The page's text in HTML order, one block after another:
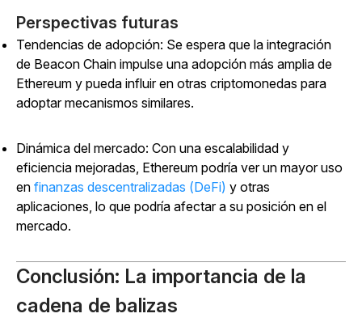
Perspectivas futuras
Tendencias de adopción: Se espera que la integración
de Beacon Chain impulse una adopción más amplia de
Ethereum y pueda influir en otras criptomonedas para
adoptar mecanismos similares.
Dinámica del mercado: Con una escalabilidad y
eficiencia mejoradas, Ethereum podría ver un mayor uso
en finanzas descentralizadas (DeFi) y otras
aplicaciones, lo que podría afectar a su posición en el
mercado.
Conclusión: La importancia de la
cadena de balizas